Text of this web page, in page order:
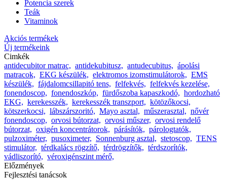
Potencia szerek
Teák
Vitaminok
Akciós termékek
Új termékeink
Cimkék
antidecubitor matrac, antidekubitusz, antudecubitus, ápolási
matracok, EKG készülék, elektromos izomstimulátorok, EMS
készülék, fájdalomcsillapitó tens, felfekvés, felfekvés kezelése,
fonendoscop, fonendoszkóp, fürdőszoba kapaszkodó, hordozható
EKG, kerekesszék, kerekesszék transzport, kötözőkocsi,
kötszerkocsi, lábszárszoritó, Mayo asztal, műszerasztal, nővér
fonendoscop, orvosi bútorzat, orvosi műszer, orvosi rendelő
bútorzat, oxigén koncentrátorok, párásítók, párologtatók,
pulzoximéter, pusoximeter, Sonnenburg asztal, stetoscop, TENS
stimulátor, térdkalács rögzítő, térdrögzítők, térdszorítók,
vádliszorító, véroxigénszint mérő,
Előzmények
Fejlesztési tanácsok